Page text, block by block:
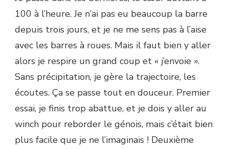
100 à l’heure. Je n’ai pas eu beaucoup la barre
depuis trois jours, et je ne me sens pas à l’aise
avec les barres à roues. Mais il faut bien y aller
alors je respire un grand coup et « j’envoie ».
Sans précipitation, je gère la trajectoire, les
écoutes. Ça se passe tout en douceur. Premier
essai, je finis trop abattue, et je dois y aller au
winch pour reborder le génois, mais c’était bien
plus facile que je ne l’imaginais ! Deuxième